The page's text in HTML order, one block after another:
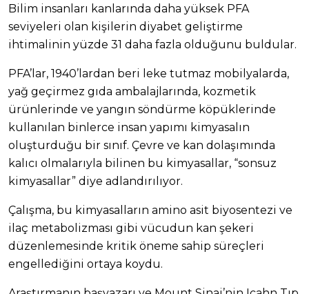
Bilim insanları kanlarında daha yüksek PFA
seviyeleri olan kişilerin diyabet geliştirme
ihtimalinin yüzde 31 daha fazla olduğunu buldular.
PFA’lar, 1940’lardan beri leke tutmaz mobilyalarda,
yağ geçirmez gıda ambalajlarında, kozmetik
ürünlerinde ve yangın söndürme köpüklerinde
kullanılan binlerce insan yapımı kimyasalın
oluşturduğu bir sınıf. Çevre ve kan dolaşımında
kalıcı olmalarıyla bilinen bu kimyasallar, “sonsuz
kimyasallar” diye adlandırılıyor.
Çalışma, bu kimyasalların amino asit biyosentezi ve
ilaç metabolizması gibi vücudun kan şekeri
düzenlemesinde kritik öneme sahip süreçleri
engellediğini ortaya koydu.